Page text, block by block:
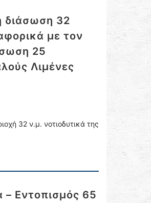
διάσωση 32
με τον
25
Λιμένες
32 ν.μ. νοτιοδυτικά της
Εντοπισμός 65